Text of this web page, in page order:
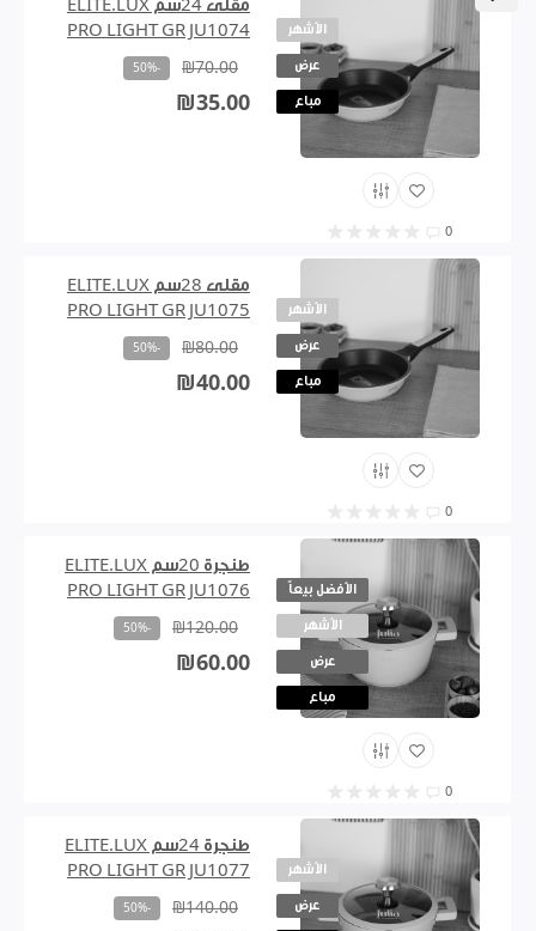
الأشهر
عرض
مباع
0
مقلى 24سم ELITE.LUX
PRO LIGHT GR JU1074
₪70.00
-50%
₪35.00
الأشهر
عرض
مباع
0
مقلى 28سم ELITE.LUX
PRO LIGHT GR JU1075
₪80.00
-50%
₪40.00
الأفضل بيعاً
الأشهر
عرض
مباع
0
طنجرة 20سم ELITE.LUX
PRO LIGHT GR JU1076
₪120.00
-50%
₪60.00
الأشهر
عرض
طنجرة 24سم ELITE.LUX
PRO LIGHT GR JU1077
₪140.00
-50%